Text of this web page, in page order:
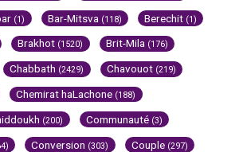
(1) Bar-Mitsva (118) Berechit (1)
Brakhot (1520) Brit-Mila (176)
Chabbath (2429) Chavouot (219)
Chemirat haLachone (188)
(200) Communauté (3)
Conversion (303) Couple (297)